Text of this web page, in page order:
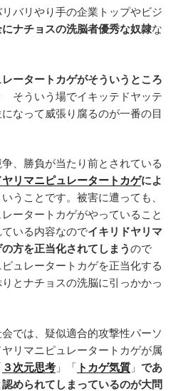
バリやり手の企業トップやビジ
にナチョスの洗脳者優秀な奴隷な
ータートカゲがそういうところ
そういう場でイキッテドヤッテ
なって威張り腐るのが一番の目
、勝負が当たり前とされている
リマニピュレータートカゲによ
いうことです。被害に遭っても、
ータートカゲがやっていること
いる内容なのでイキリドヤリマ
方を正当化されてしまうので
ュレータートカゲを正当化する
とナチョスの洗脳に引っかかっ
では、疑似適合的攻撃性パーソ
リマニピュレータートカゲが属
３次元思考 」「 トカゲ気質 」 であ
められてしまっているのが大問